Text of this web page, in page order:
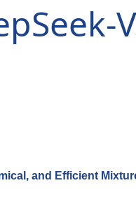
and Efficient